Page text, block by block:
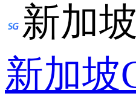
新加
新加坡